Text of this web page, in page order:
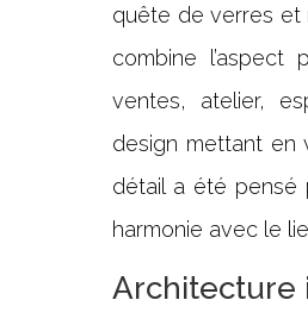
quête de verres et
combine l’aspect
ventes, atelier,
design mettant en
détail a été pensé
harmonie avec le
Architecture